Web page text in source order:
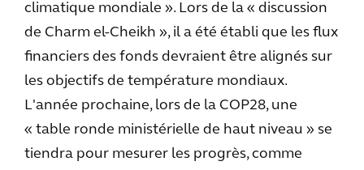
climatique mondiale ». Lors de la « discussion
de Charm el-Cheikh », il a été établi que les flux
financiers des fonds devraient être alignés sur
les objectifs de température mondiaux.
L'année prochaine, lors de la COP28, une
« table ronde ministérielle de haut niveau » se
tiendra pour mesurer les progrès, comme